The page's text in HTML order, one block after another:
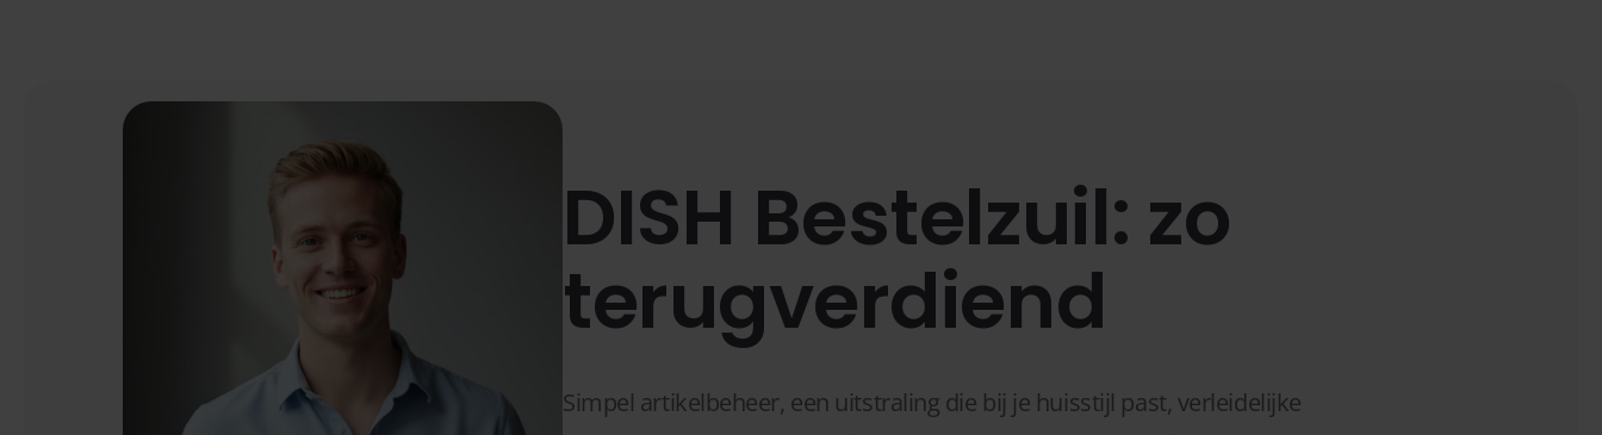
DISH Bestelzuil: zo
terugverdiend
Simpel artikelbeheer, een uitstraling die bij je huisstijl past, verleidelijke